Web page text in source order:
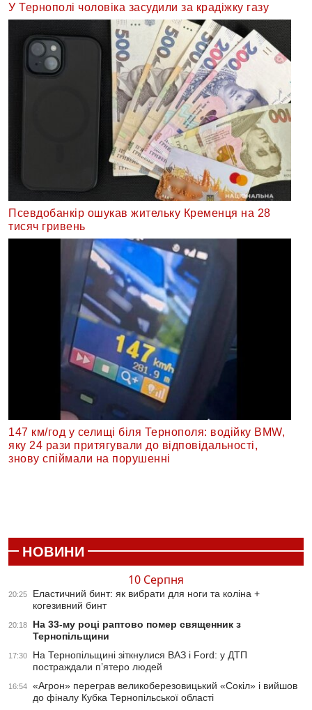
У Тернополі чоловіка засудили за крадіжку газу
Псевдобанкір ошукав жительку Кременця на 28
тисяч гривень
147 км/год у селищі біля Тернополя: водійку BMW,
яку 24 рази притягували до відповідальності,
знову спіймали на порушенні
НОВИНИ
10 Серпня
20:25
Еластичний бинт: як вибрати для ноги та коліна +
когезивний бинт
20:18
На 33-му році раптово помер священник з
Тернопільщини
17:30
На Тернопільщині зіткнулися ВАЗ і Ford: у ДТП
постраждали п’ятеро людей
16:54
«Агрон» переграв великоберезовицький «Сокіл» і вийшов
до фіналу Кубка Тернопільської області